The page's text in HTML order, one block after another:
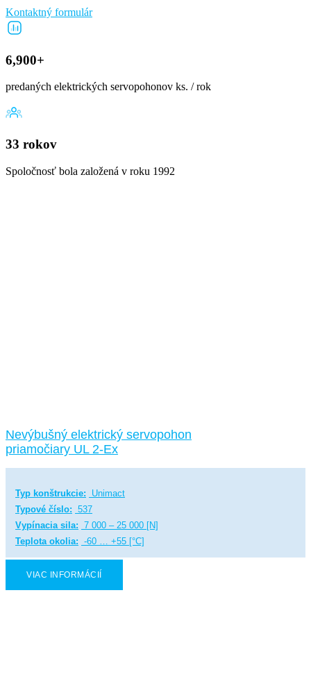
Kontaktný formulár
6,900+
predaných elektrických servopohonov ks. / rok
33 rokov
Spoločnosť bola založená v roku 1992
Nevýbušný elektrický servopohon
priamočiary UL 2-Ex
Typ konštrukcie:
Unimact
Typové číslo: 537
Vypínacia sila: 7 000 – 25 000 [N]
Teplota okolia: -60 … +55 [°C]
VIAC INFORMÁCIÍ